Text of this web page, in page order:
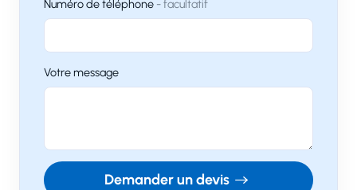
Numéro de téléphone facultatif
Votre message
Demander un devis